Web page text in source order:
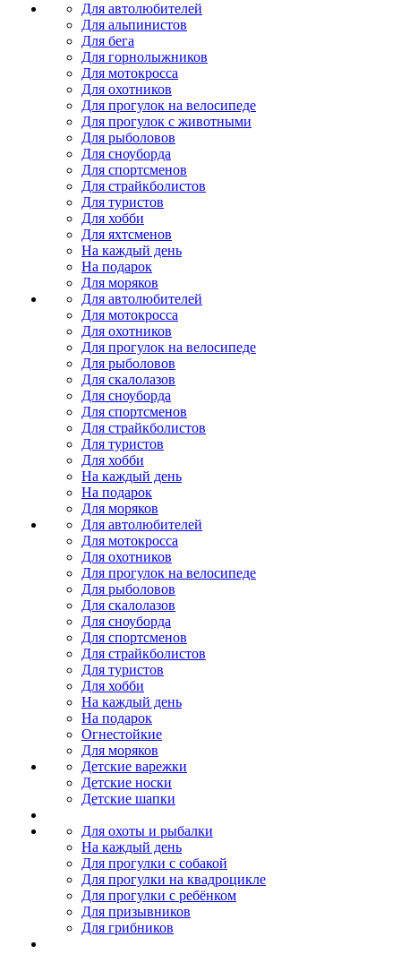
Для автолюбителей
Для альпинистов
Для бега
Для горнолыжников
Для мотокросса
Для охотников
Для прогулок на велосипеде
Для прогулок с животными
Для рыболовов
Для сноуборда
Для спортсменов
Для страйкболистов
Для туристов
Для хобби
Для яхтсменов
На каждый день
На подарок
Для моряков
Для автолюбителей
Для мотокросса
Для охотников
Для прогулок на велосипеде
Для рыболовов
Для скалолазов
Для сноуборда
Для спортсменов
Для страйкболистов
Для туристов
Для хобби
На каждый день
На подарок
Для моряков
Для автолюбителей
Для мотокросса
Для охотников
Для прогулок на велосипеде
Для рыболовов
Для скалолазов
Для сноуборда
Для спортсменов
Для страйкболистов
Для туристов
Для хобби
На каждый день
На подарок
Огнестойкие
Для моряков
Детские варежки
Детские носки
Детские шапки
Для охоты и рыбалки
На каждый день
Для прогулки с собакой
Для прогулки на квадроцикле
Для прогулки с ребёнком
Для призывников
Для грибников